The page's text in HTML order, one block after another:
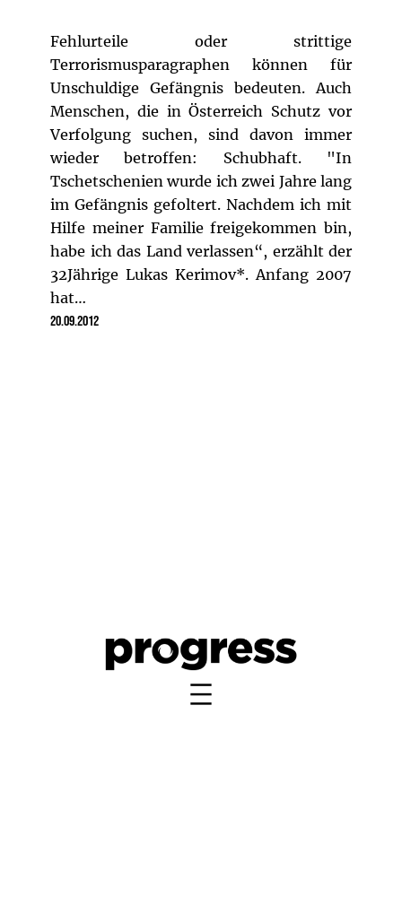
Fehlurteile oder strittige
Terrorismusparagraphen können für
Unschuldige Gefängnis bedeuten. Auch
Menschen, die in Österreich Schutz vor
Verfolgung suchen, sind davon immer
wieder betroffen: Schubhaft. "In
Tschetschenien wurde ich zwei Jahre lang
im Gefängnis gefoltert. Nachdem ich mit
Hilfe meiner Familie freigekommen bin,
habe ich das Land verlassen“, erzählt der
32Jährige Lukas Kerimov*. Anfang 2007
hat…
20.09.2012